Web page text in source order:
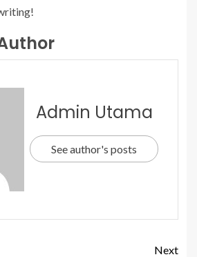
Admin Utama
See author's posts
Next